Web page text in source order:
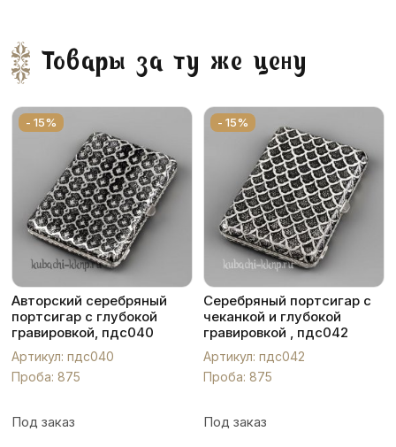
Товары за ту же цену
- 15%
Авторский серебряный
портсигар с глубокой
гравировкой, пдс040
Артикул: пдс040
Проба: 875
Под заказ
- 15%
Серебряный портсигар с
чеканкой и глубокой
гравировкой , пдс042
Артикул: пдс042
Проба: 875
Под заказ